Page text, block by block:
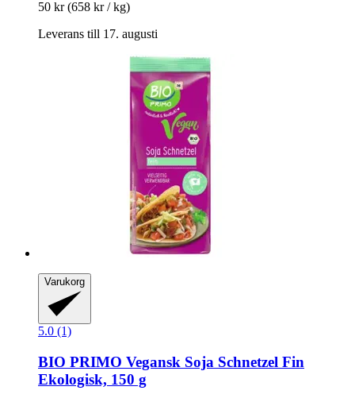
50 kr (658 kr / kg)
Leverans till 17. augusti
Varukorg
5.0 (1)
BIO PRIMO Vegansk Soja Schnetzel Fin
Ekologisk, 150 g